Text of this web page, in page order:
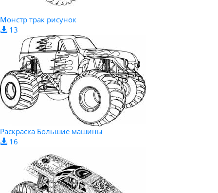
Монстр трак рисунок
13
Раскраска Большие машины
16